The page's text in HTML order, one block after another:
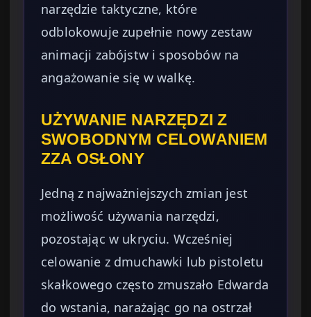
narzędzie taktyczne, które
odblokowuje zupełnie nowy zestaw
animacji zabójstw i sposobów na
angażowanie się w walkę.
UŻYWANIE NARZĘDZI Z
SWOBODNYM CELOWANIEM
ZZA OSŁONY
Jedną z najważniejszych zmian jest
możliwość używania narzędzi,
pozostając w ukryciu. Wcześniej
celowanie z dmuchawki lub pistoletu
skałkowego często zmuszało Edwarda
do wstania, narażając go na ostrzał